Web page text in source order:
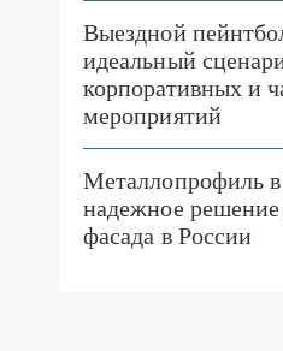
Выездной
идеальный
корпоративных и
мероприятий
Металлопрофиль
надежное решение
фасада в России